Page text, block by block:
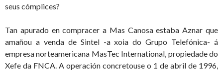
seus cómplices?
Tan apurado en compracer a Mas Canosa estaba Aznar que
amañou a venda de Sintel -a xoia do Grupo Telefónica- á
empresa norteamericana MasTec International, propiedade do
Xefe da FNCA. A operación concretouse o 1 de abril de 1996,